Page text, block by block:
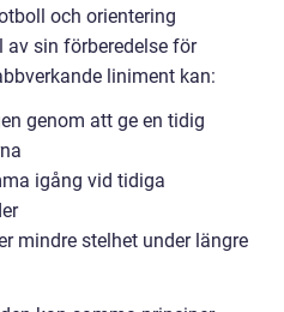
och orientering
av sin förberedelse för
liniment kan:
genom att ge en tidig
igång vid tidiga
mindre stelhet under längre